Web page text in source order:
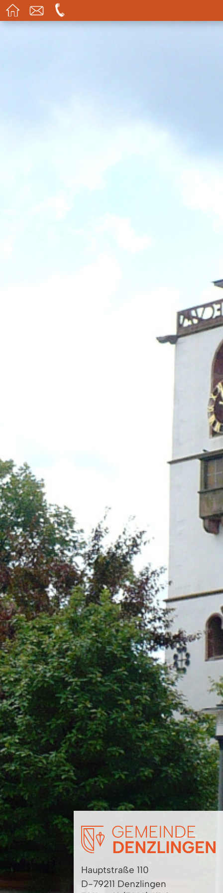
Hauptstraße 110
D-79211 Denzlingen